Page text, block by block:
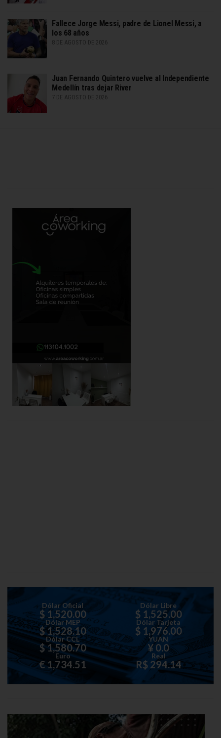
Fallece Jorge Messi, padre de Lionel Messi, a
los 68 años
8 DE AGOSTO DE 2026
Juan Fernando Quintero vuelve al Independiente
Medellín tras dejar River
7 DE AGOSTO DE 2026
Dólar Oficial
$ 1,520.00
Dólar Libre
$ 1,525.00
Dólar MEP
$ 1,528.10
Dólar Tarjeta
$ 1,976.00
Dólar CCL
$ 1,580.70
YUAN
¥ 0.0
Euro
€ 1,734.51
Real
R$ 294.14